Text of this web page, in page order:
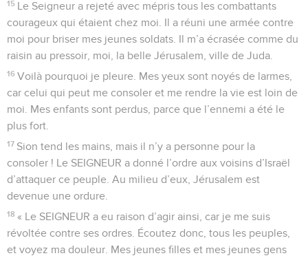
15 Le Seigneur a rejeté avec mépris tous les combattants
courageux qui étaient chez moi. Il a réuni une armée contre
moi pour briser mes jeunes soldats. Il m’a écrasée comme du
raisin au pressoir, moi, la belle Jérusalem, ville de Juda.
16 Voilà pourquoi je pleure. Mes yeux sont noyés de larmes,
car celui qui peut me consoler et me rendre la vie est loin de
moi. Mes enfants sont perdus, parce que l’ennemi a été le
plus fort.
17 Sion tend les mains, mais il n’y a personne pour la
consoler ! Le SEIGNEUR a donné l’ordre aux voisins d’Israël
d’attaquer ce peuple. Au milieu d’eux, Jérusalem est
devenue une ordure.
18 « Le SEIGNEUR a eu raison d’agir ainsi, car je me suis
révoltée contre ses ordres. Écoutez donc, tous les peuples,
et voyez ma douleur. Mes jeunes filles et mes jeunes gens